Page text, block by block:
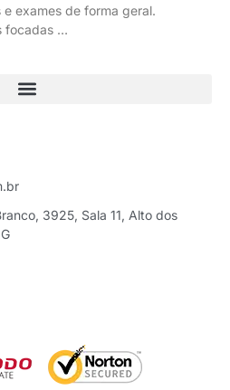
exames de forma geral.
focadas …
3925, Sala 11, Alto dos